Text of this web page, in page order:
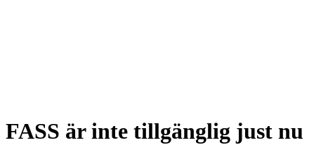
FASS är inte tillgänglig just nu